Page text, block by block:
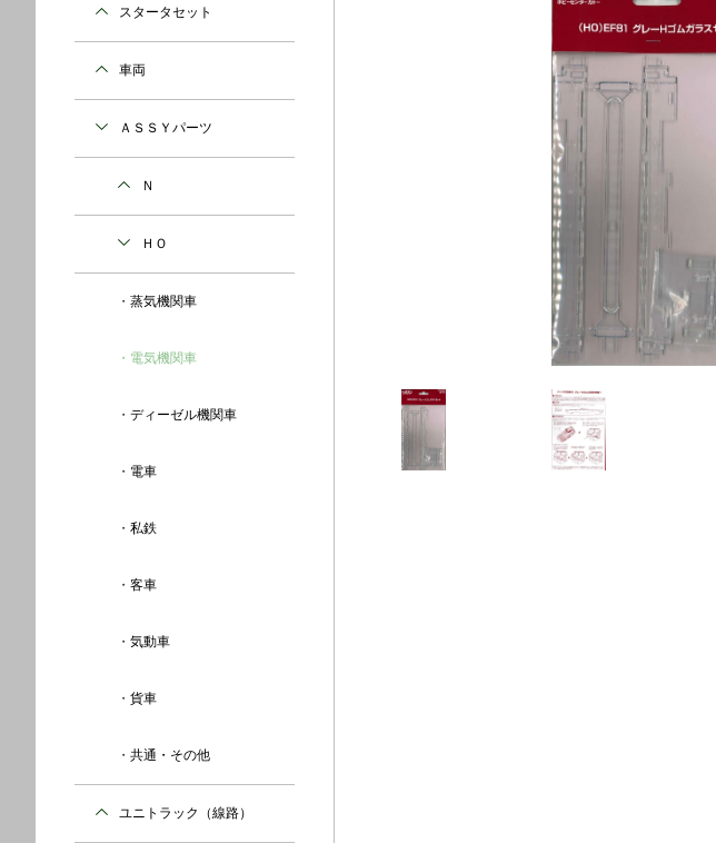
スタータセット
車両
ＡＳＳＹパーツ
Ｎ
ＨＯ
蒸気機関車
電気機関車
ディーゼル機関車
電車
私鉄
客車
気動車
貨車
共通・その他
ユニトラック（線路）